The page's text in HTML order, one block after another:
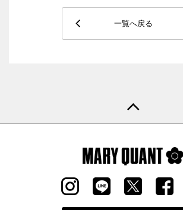
一覧へ戻る